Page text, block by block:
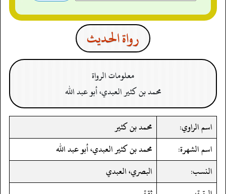
رواة الحدیث
معلومات الرواة
محمد بن كثير العبدي، أبو عبد الله
اسم الراوي:
محمد بن كثير
اسم الشهرة:
محمد بن كثير العبدي، أبو عبد الله
النسب:
البصري، العبدي